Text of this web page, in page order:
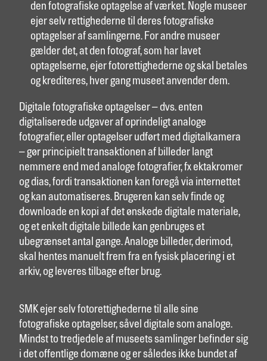
den fotografiske optagelse af værket. Nogle museer
ejer selv rettighederne til deres fotografiske
optagelser af samlingerne. For andre museer
gælder det, at den fotograf, som har lavet
optagelserne, ejer fotorettighederne og skal betales
og krediteres, hver gang museet anvender dem.
Digitale fotografiske optagelser – dvs. enten
digitaliserede udgaver af oprindeligt analoge
fotografier, eller optagelser udført med digitalkamera
– gør principielt transaktionen af billeder langt
nemmere end med analoge fotografier, fx ektakromer
og dias, fordi transaktionen kan foregå via internettet
og kan automatiseres. Brugeren kan selv finde og
downloade en kopi af det ønskede digitale materiale,
og et enkelt digitale billede kan genbruges et
ubegrænset antal gange. Analoge billeder, derimod,
skal hentes manuelt frem fra en fysisk placering i et
arkiv, og leveres tilbage efter brug.
SMK ejer selv fotorettighederne til alle sine
fotografiske optagelser, såvel digitale som analoge.
Mindst to tredjedele af museets samlinger befinder sig
i det offentlige domæne og er således ikke bundet af